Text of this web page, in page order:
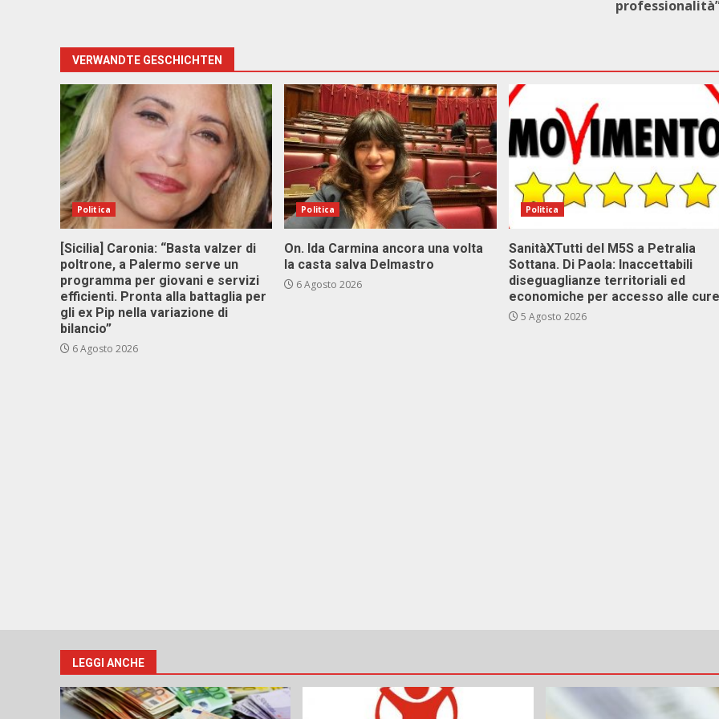
VERWANDTE GESCHICHTEN
Politica
[Sicilia] Caronia: “Basta valzer di
poltrone, a Palermo serve un
programma per giovani e servizi
efficienti. Pronta alla battaglia per
gli ex Pip nella variazione di
bilancio”
6 Agosto 2026
Politica
On. Ida Carmina ancora una volta
la casta salva Delmastro
6 Agosto 2026
Politica
SanitàXTutti del M5S a Petralia
Sottana. Di Paola: Inaccettabili
diseguaglianze territoriali ed
economiche per accesso alle cure
5 Agosto 2026
LEGGI ANCHE